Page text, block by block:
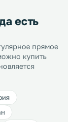
есть
прямое
купить